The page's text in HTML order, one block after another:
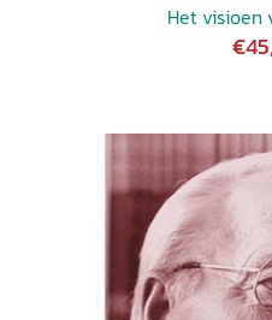
Het visioen